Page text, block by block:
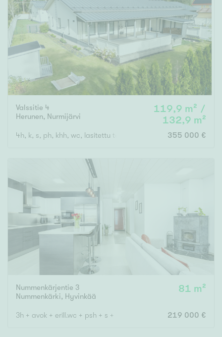
Valssitie 4
Herunen, Nurmijärvi
119,9 m² /
132,9 m²
4h, k, s, ph, khh, wc, lasitettu terassi, varasto, autokatos
355 000 €
Nummenkärjentie 3
Nummenkärki, Hyvinkää
81 m²
3h + avok + erill.wc + psh + s + piha 219 000 €